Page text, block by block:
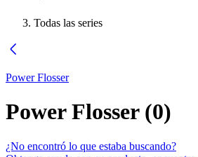
Todas las series
Power Flosser
Power Flosser(0)
¿No encontró lo que estaba buscando?